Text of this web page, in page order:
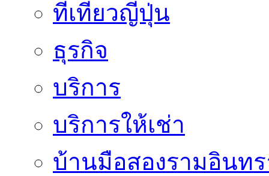
ที่เที่ยวญี่ปุ่น
ธุรกิจ
บริการ
บริการให้เช่า
บ้านมือสองรามอินท